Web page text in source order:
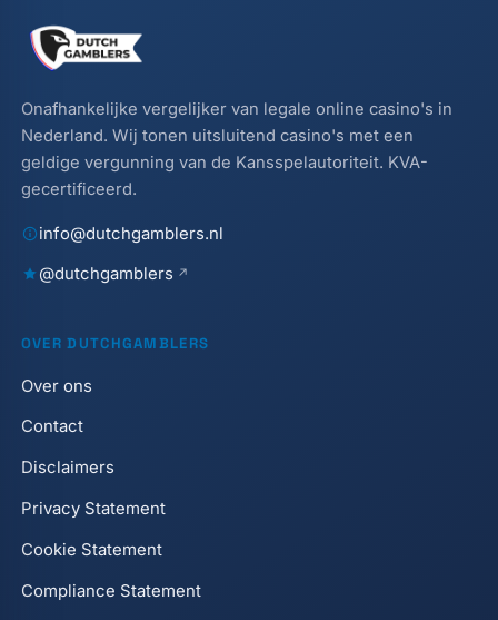
Onafhankelijke vergelijker van legale online casino's in
Nederland. Wij tonen uitsluitend casino's met een
geldige vergunning van de Kansspelautoriteit. KVA-
gecertificeerd.
info@dutchgamblers.nl
@dutchgamblers
OVER DUTCHGAMBLERS
Over ons
Contact
Disclaimers
Privacy Statement
Cookie Statement
Compliance Statement